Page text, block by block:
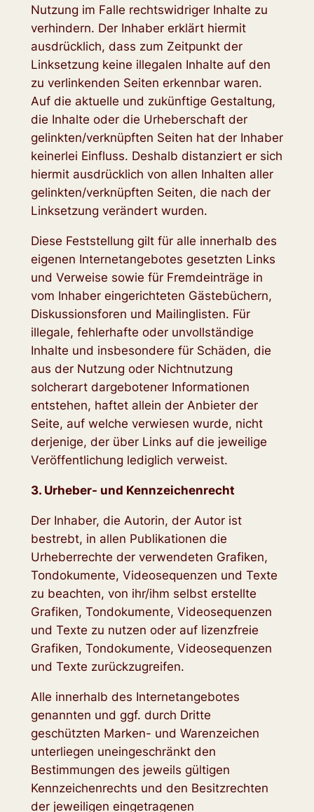
Nutzung im Falle rechtswidriger Inhalte zu
verhindern. Der Inhaber erklärt hiermit
ausdrücklich, dass zum Zeitpunkt der
Linksetzung keine illegalen Inhalte auf den
zu verlinkenden Seiten erkennbar waren.
Auf die aktuelle und zukünftige Gestaltung,
die Inhalte oder die Urheberschaft der
gelinkten/verknüpften Seiten hat der Inhaber
keinerlei Einfluss. Deshalb distanziert er sich
hiermit ausdrücklich von allen Inhalten aller
gelinkten/verknüpften Seiten, die nach der
Linksetzung verändert wurden.
Diese Feststellung gilt für alle innerhalb des
eigenen Internetangebotes gesetzten Links
und Verweise sowie für Fremdeinträge in
vom Inhaber eingerichteten Gästebüchern,
Diskussionsforen und Mailinglisten. Für
illegale, fehlerhafte oder unvollständige
Inhalte und insbesondere für Schäden, die
aus der Nutzung oder Nichtnutzung
solcherart dargebotener Informationen
entstehen, haftet allein der Anbieter der
Seite, auf welche verwiesen wurde, nicht
derjenige, der über Links auf die jeweilige
Veröffentlichung lediglich verweist.
3. Urheber- und Kennzeichenrecht
Der Inhaber, die Autorin, der Autor ist
bestrebt, in allen Publikationen die
Urheberrechte der verwendeten Grafiken,
Tondokumente, Videosequenzen und Texte
zu beachten, von ihr/ihm selbst erstellte
Grafiken, Tondokumente, Videosequenzen
und Texte zu nutzen oder auf lizenzfreie
Grafiken, Tondokumente, Videosequenzen
und Texte zurückzugreifen.
Alle innerhalb des Internetangebotes
genannten und ggf. durch Dritte
geschützten Marken- und Warenzeichen
unterliegen uneingeschränkt den
Bestimmungen des jeweils gültigen
Kennzeichenrechts und den Besitzrechten
der jeweiligen eingetragenen